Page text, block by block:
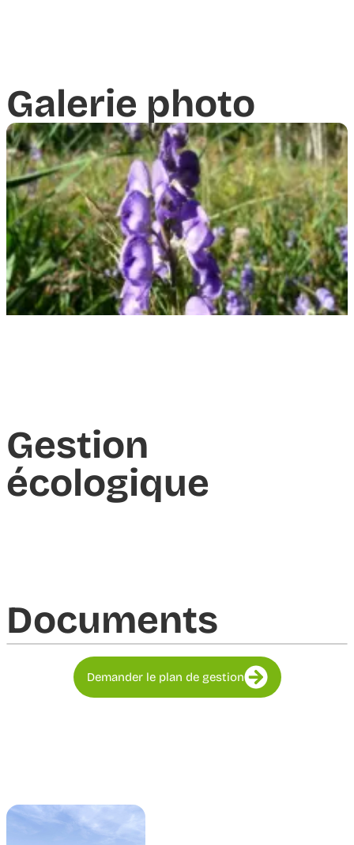
Galerie photo
Gestion
écologique
Documents​
Demander le plan de gestion